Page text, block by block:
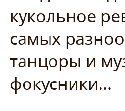
кукольное
самых
танцоры и
фокусники...